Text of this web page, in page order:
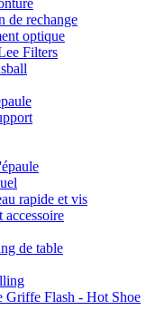
de rechange
optique
Filters
rapide et vis
accessoire
de table
Griffe Flash - Hot Shoe